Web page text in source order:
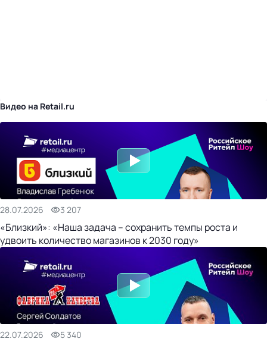
Видео на Retail.ru
28.07.2026 3 207
«Близкий»: «Наша задача – сохранить темпы роста и
удвоить количество магазинов к 2030 году»
22.07.2026 5 340